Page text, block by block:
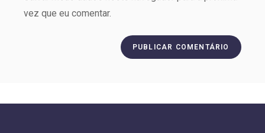
vez que eu comentar.